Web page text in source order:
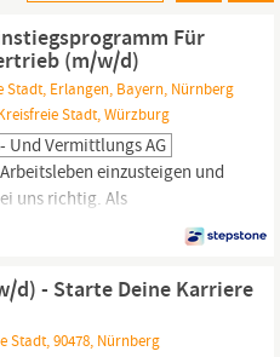
Für
(m/w/d)
Stadt, Erlangen, Bayern, Nürnberg
Stadt, Würzburg
Und Vermittlungs AG
einzusteigen und
uns richtig. Als
du im Training on the job
beraten und passgenaue
zu finden. Die
erfolgreichen AXA...
d) - Starte Deine Karriere
Stadt, 90478, Nürnberg